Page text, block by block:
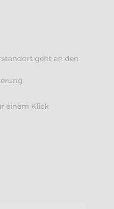
geht an den
einem Klick